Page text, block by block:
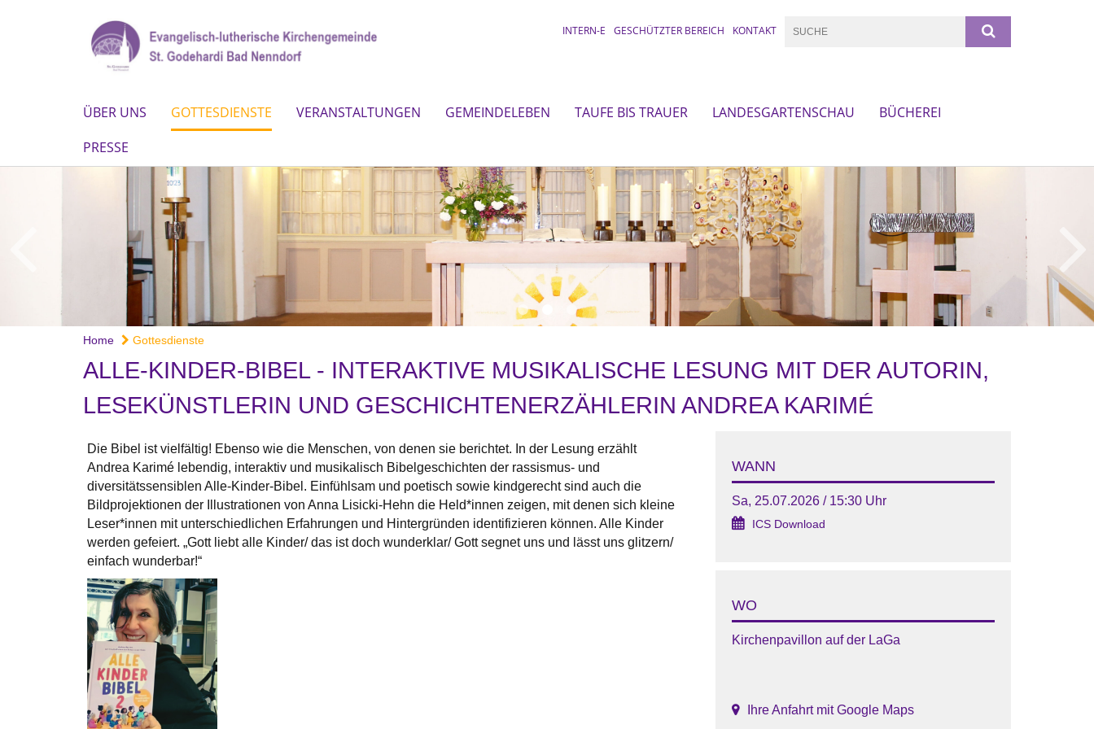
INTERN-E GESCHÜTZTER BEREICH KONTAKT
ÜBER UNS GOTTESDIENSTE VERANSTALTUNGEN GEMEINDELEBEN TAUFE BIS TRAUER LANDESGARTENSCHAU
BÜCHEREI
PRESSE
Home Gottesdienste
ALLE-KINDER-BIBEL - INTERAKTIVE MUSIKALISCHE LESUNG MIT DER AUTORIN,
LESEKÜNSTLERIN UND GESCHICHTENERZÄHLERIN ANDREA KARIMÉ
Die Bibel ist vielfältig! Ebenso wie die Menschen, von denen sie berichtet. In der Lesung erzählt
Andrea Karimé lebendig, interaktiv und musikalisch Bibelgeschichten der rassismus- und
diversitätssensiblen Alle-Kinder-Bibel. Einfühlsam und poetisch sowie kindgerecht sind auch die
Bildprojektionen der Illustrationen von Anna Lisicki-Hehn die Held*innen zeigen, mit denen sich kleine
Leser*innen mit unterschiedlichen Erfahrungen und Hintergründen identifizieren können. Alle Kinder
werden gefeiert. „Gott liebt alle Kinder/ das ist doch wunderklar/ Gott segnet uns und lässt uns glitzern/
einfach wunderbar!“
WANN
Sa, 25.07.2026 / 15:30 Uhr
ICS Download
WO
Kirchenpavillon auf der LaGa
Ihre Anfahrt mit Google Maps